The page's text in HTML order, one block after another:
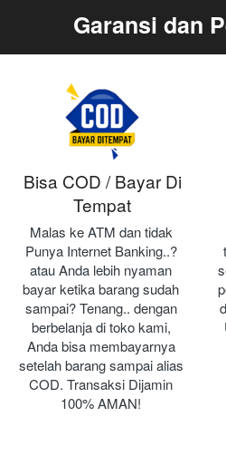
Garansi dan
Bisa COD / Bayar Di
Tempat
Malas ke ATM dan tidak
Punya Internet Banking..?
atau Anda lebih nyaman
bayar ketika barang sudah
sampai? Tenang.. dengan
berbelanja di toko kami,
Anda bisa membayarnya
setelah barang sampai alias
COD. Transaksi Dijamin
100% AMAN!